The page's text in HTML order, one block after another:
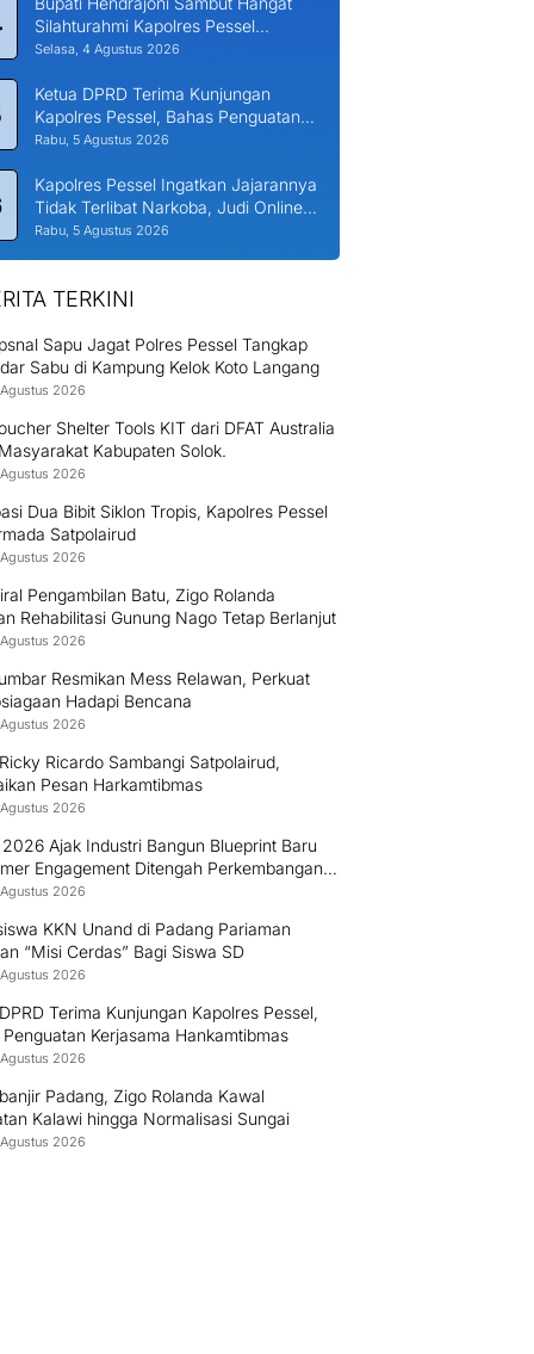
Silahturahmi Kapolres Pessel
Bersama PJU
Selasa, 4 Agustus 2026
Ketua DPRD Terima Kunjungan
Kapolres Pessel, Bahas Penguatan
Kerjasama Hankamtibmas
Rabu, 5 Agustus 2026
Kapolres Pessel Ingatkan Jajarannya
Tidak Terlibat Narkoba, Judi Online
dan KDRT
Rabu, 5 Agustus 2026
TERKINI
Sapu Jagat Polres Pessel Tangkap
Sabu di Kampung Kelok Koto Langang
2026
Shelter Tools KIT dari DFAT Australia
Kabupaten Solok.
2026
Dua Bibit Siklon Tropis, Kapolres Pessel
Satpolairud
2026
Pengambilan Batu, Zigo Rolanda
Rehabilitasi Gunung Nago Tetap Berlanjut
2026
Resmikan Mess Relawan, Perkuat
Hadapi Bencana
2026
Ricardo Sambangi Satpolairud,
Pesan Harkamtibmas
2026
2026 Ajak Industri Bangun Blueprint Baru
Engagement Ditengah Perkembangan
dan Perubahan Perilaku Konsumen
2026
KKN Unand di Padang Pariaman
“Misi Cerdas” Bagi Siswa SD
2026
Terima Kunjungan Kapolres Pessel,
Penguatan Kerjasama Hankamtibmas
2026
Padang, Zigo Rolanda Kawal
Kalawi hingga Normalisasi Sungai
2026